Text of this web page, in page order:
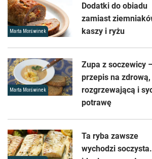
Marta Morświnek
Dodatki do obiadu
zamiast
kaszy i ryżu
Marta Morświnek
Zupa z soczewicy
przepis na zdrową,
rozgrzewającą i
potrawę
Ta ryba zawsze
wychodzi